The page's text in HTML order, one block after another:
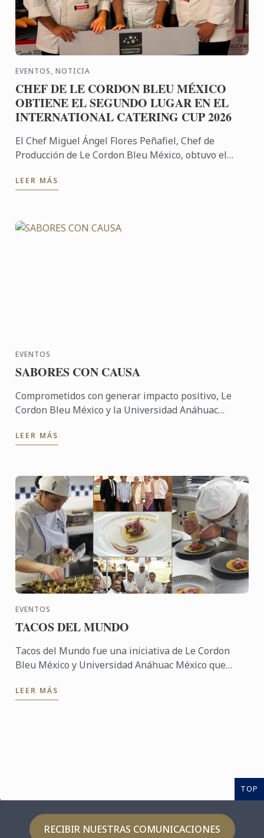
EVENTOS, NOTICIA
CHEF DE LE CORDON BLEU MÉXICO
OBTIENE EL SEGUNDO LUGAR EN EL
INTERNATIONAL CATERING CUP 2026
El Chef Miguel Ángel Flores Peñafiel, Chef de
Producción de Le Cordon Bleu México, obtuvo el
2026, destacando el ...
LEER MÁS
EVENTOS
SABORES CON CAUSA
Comprometidos con generar impacto positivo, Le
Cordon Bleu México y la Universidad Anáhuac
gastronómica solidaria que ...
LEER MÁS
EVENTOS
TACOS DEL MUNDO
Tacos del Mundo fue una iniciativa de Le Cordon
Bleu México y Universidad Anáhuac México que
gastronomía, ...
LEER MÁS
TOP
RECIBIR NUESTRAS COMUNICACIONES